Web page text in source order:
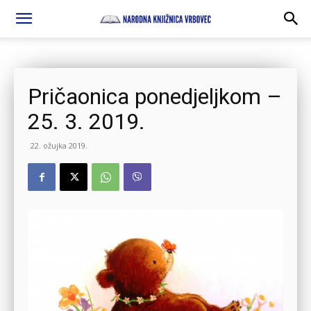
Pričaonica ponedjeljkom –
25. 3. 2019.
22. ožujka 2019.